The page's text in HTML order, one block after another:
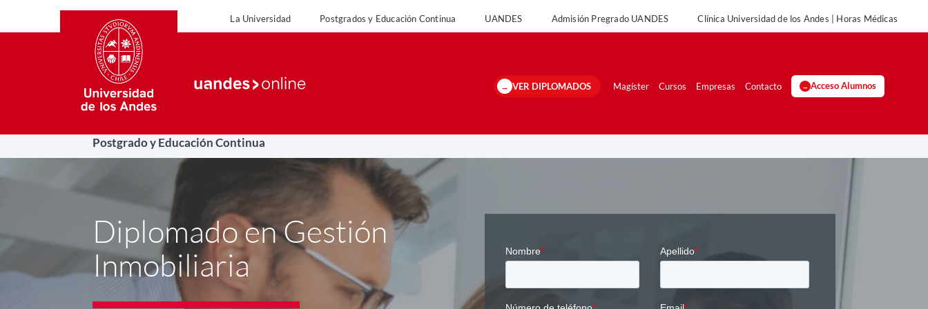
VER DIPLOMADOS Magíster Cursos Empresas Contacto Acceso Alumnos
La Universidad Postgrados y Educación Continua UANDES Admisión Pregrado UANDES Clínica Universidad de los Andes | Horas Médicas
Postgrado y Educación Continua
Diplomado en Gestión
Inmobiliaria